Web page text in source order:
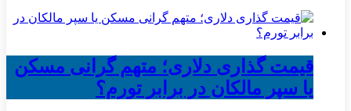
قیمت گذاری دلاری؛ متهم گرانی مسکن
یا سپر مالکان در برابر تورم؟